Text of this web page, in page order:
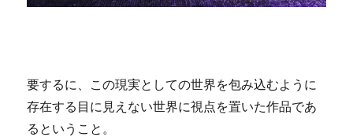
要するに、この現実としての世界を包み込むように
存在する目に見えない世界に視点を置いた作品であ
るということ。